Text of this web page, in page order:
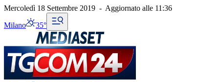
Mercoledì 18 Settembre 2019 - Aggiornato alle 11:36
Milano 35°